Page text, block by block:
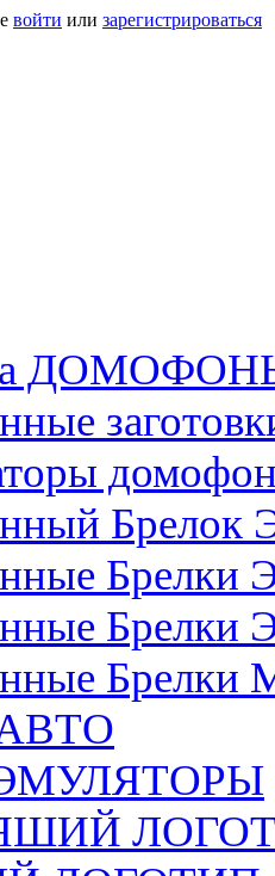
войти или зарегистрироваться
Брелок
Брелки
Брелки
Брелки